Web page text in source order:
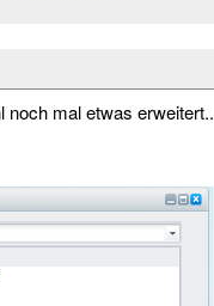
noch mal etwas erweitert..